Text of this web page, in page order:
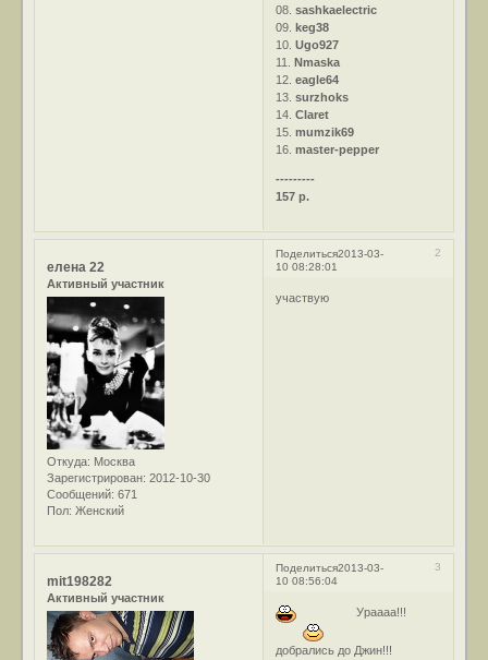
08.sashkaelectric
09.keg38
10.Ugo927
11.Nmaska
12.eagle64
13.surzhoks
14.Claret
15.mumzik69
16.master-pepper
---------
157 р.
Поделиться 2
2013-03-
10 08:28:01
елена 22
Активный участник
Откуда: Москва
Зарегистрирован: 2012-10-30
Сообщений: 671
Пол: Женский
участвую
Поделиться 3
2013-03-
10 08:56:04
mit198282
Активный участник
Ураааа!!!
добрались до Джин!!!